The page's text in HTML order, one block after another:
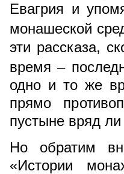
Евагрия и
монашеской
эти рассказа,
время –
одно и то же
прямо
пустыне вряд
Но обратим
«Истории